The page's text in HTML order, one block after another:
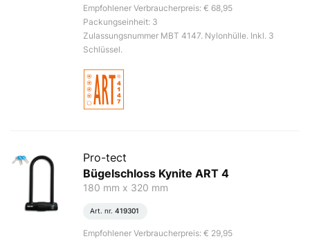
Empfohlener Verbraucherpreis: € 68,95
Packungseinheit: 3
Zulassungsnummer MBT 4147. Nylonhülle. Inkl. 3
Schlüssel.
Pro-tect
Bügelschloss Kynite ART 4
180 mm x 320 mm
Art. nr. 419301
Empfohlener Verbraucherpreis: € 29,95